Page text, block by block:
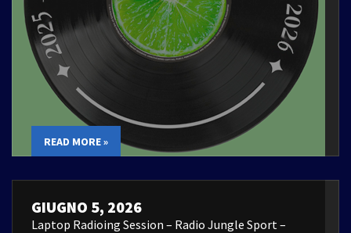
READ MORE »
GIUGNO 5, 2026
Laptop Radioing Session – Radio Jungle Sport –